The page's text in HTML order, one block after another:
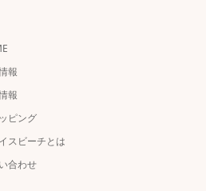
報
報
ピング
スビーチとは
合わせ